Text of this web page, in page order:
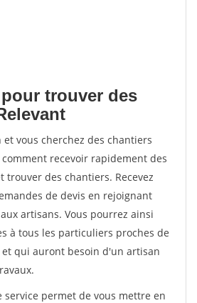
trouver des
vous cherchez des chantiers
comment recevoir rapidement des
trouver des chantiers. Recevez
de devis en rejoignant
artisans. Vous pourrez ainsi
à tous les particuliers proches de
qui auront besoin d'un artisan
permet de vous mettre en